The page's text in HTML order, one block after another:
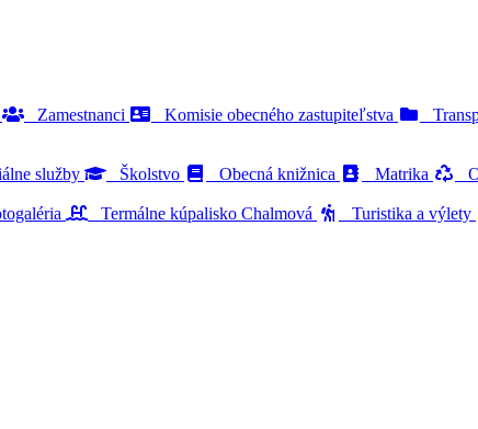
Zamestnanci Komisie obecného zastupiteľstva
služby Školstvo Obecná knižnica Matrika
Termálne kúpalisko Chalmová Turistika a výlety